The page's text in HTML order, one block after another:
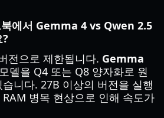
에서 Gemma 4 vs Qwen 2.5
전으로 제한됩니다. Gemma
모델을 Q4 또는 Q8 양자화로 원
니다. 27B 이상의 버전을 실행
병목 현상으로 인해 속도가